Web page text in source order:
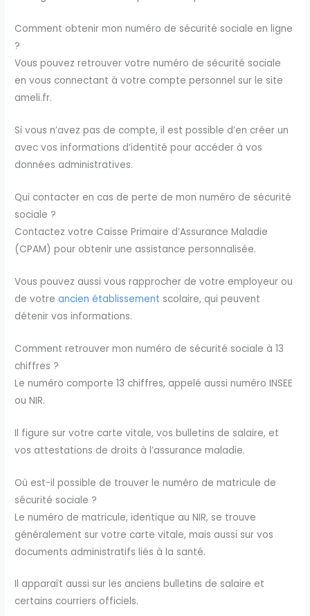
Comment obtenir mon numéro de sécurité sociale en ligne
?
Vous pouvez retrouver votre numéro de sécurité sociale
en vous connectant à votre compte personnel sur le site
ameli.fr.
Si vous n’avez pas de compte, il est possible d’en créer un
avec vos informations d’identité pour accéder à vos
données administratives.
Qui contacter en cas de perte de mon numéro de sécurité
sociale ?
Contactez votre Caisse Primaire d’Assurance Maladie
(CPAM) pour obtenir une assistance personnalisée.
Vous pouvez aussi vous rapprocher de votre employeur ou
de votreancien établissement scolaire, qui peuvent
détenir vos informations.
Comment retrouver mon numéro de sécurité sociale à 13
chiffres ?
Le numéro comporte 13 chiffres, appelé aussi numéro INSEE
ou NIR.
Il figure sur votre carte vitale, vos bulletins de salaire, et
vos attestations de droits à l’assurance maladie.
Où est-il possible de trouver le numéro de matricule de
sécurité sociale ?
Le numéro de matricule, identique au NIR, se trouve
généralement sur votre carte vitale, mais aussi sur vos
documents administratifs liés à la santé.
Il apparaît aussi sur les anciens bulletins de salaire et
certains courriers officiels.